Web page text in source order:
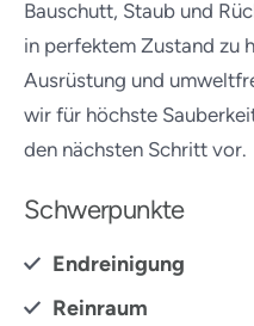
Bauschutt, Staub und
in perfektem Zustand zu
Ausrüstung und
wir für höchste
den nächsten Schritt vor.
Schwerpunkte
Endreinigung
Reinraum